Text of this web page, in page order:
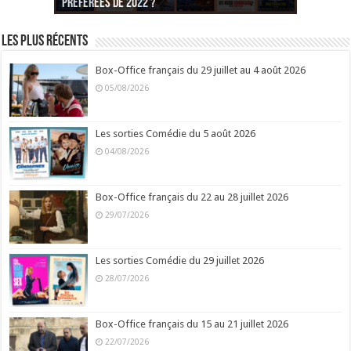
préférées de 2022 ?
Noël est une ordure ?
préférées de 2021 ?
Quel est votre « Gendarme » préféré ?
préférées ?
Quel est votre « Tati » préféré ?
Quel est votre « bronzé » préféré ?
Les plus récents
Box-Office français du 29 juillet au 4 août 2026
05/08/2026
Les sorties Comédie du 5 août 2026
04/08/2026
Box-Office français du 22 au 28 juillet 2026
29/07/2026
Les sorties Comédie du 29 juillet 2026
28/07/2026
Box-Office français du 15 au 21 juillet 2026
22/07/2026